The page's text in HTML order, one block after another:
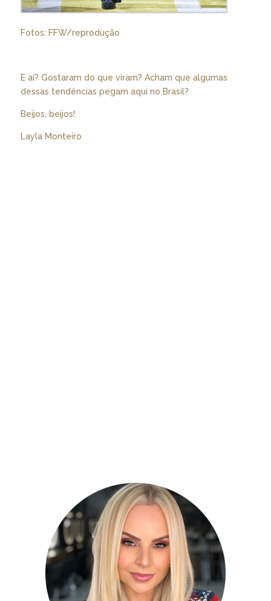
Fotos: FFW/reprodução
E aí? Gostaram do que viram? Acham que algumas
dessas tendências pegam aqui no Brasil?
Beijos, beijos!
Layla Monteiro